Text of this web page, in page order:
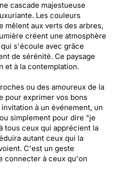
cascade majestueuse
Les couleurs
mêlent aux verts des arbres,
créent une atmosphère
s'écoule avec grâce
de sérénité. Ce paysage
et à la contemplation.
ou des amoureux de la
pour exprimer vos bons
à un événement, un
simplement pour dire "je
tous ceux qui apprécient la
autant ceux qui la
C'est un geste
connecter à ceux qu'on